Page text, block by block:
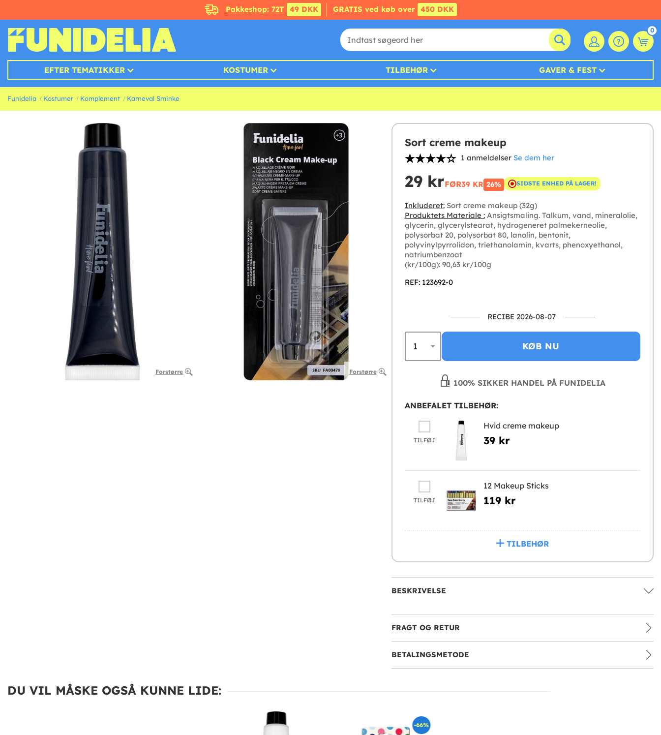
Pakkeshop: 72T 49 DKK GRATIS ved køb over 450 DKK
0
EFTER TEMATIKKER KOSTUMER TILBEHØR GAVER & FEST
Funidelia Kostumer Komplement Karneval Sminke
Forstørre Forstørre
Sort creme makeup
1 anmeldelser Se dem her
29 krFØR39 KR 26% SIDSTE ENHED PÅ LAGER!
Inkluderet:Sort creme makeup (32g)
Produktets Materiale :Ansigtsmaling. Talkum, vand, mineralolie,
glycerin, glycerylstearat, hydrogeneret palmekerneolie,
polysorbat 20, polysorbat 80, lanolin, bentonit,
polyvinylpyrrolidon, triethanolamin, kvarts, phenoxyethanol,
natriumbenzoat
(kr/100g): 90,63 kr/100g
REF: 123692-0
RECIBE 2026-08-07
KØB NU
100% SIKKER HANDEL PÅ FUNIDELIA
ANBEFALET TILBEHØR:
TILFØJ
Hvid creme makeup
39 kr
TILFØJ
12 Makeup Sticks
119 kr
TILBEHØR
BESKRIVELSE
FRAGT OG RETUR
BETALINGSMETODE
DU VIL MÅSKE OGSÅ KUNNE LIDE:
-66%